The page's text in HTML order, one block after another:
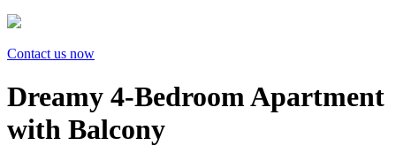
Contact us now
Dreamy 4-Bedroom Apartment
with Balcony